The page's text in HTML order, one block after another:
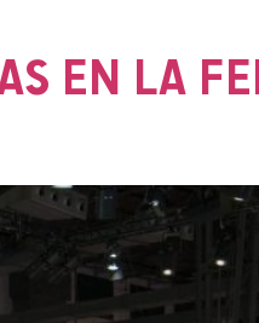
EN LA